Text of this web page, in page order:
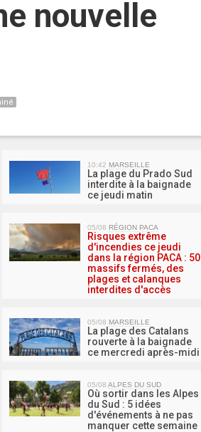
nouvelle
10:42 MARSEILLE
La plage du Prado Sud
interdite à la baignade
ce jeudi matin
05/08 RÉGION PACA
Risques extrême
d'incendies ce jeudi
dans la région PACA : 50
massifs fermés, des
plages et calanques
interdites d'accès
05/08 MARSEILLE
La plage des Catalans
rouverte à la baignade
ce mercredi après-midi
05/08 ALPES DU SUD
Où sortir dans les Alpes
du Sud : 5 idées
d'événements à ne pas
manquer cette semaine